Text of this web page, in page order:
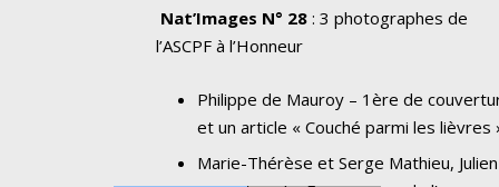
Nat’Images N° 28 : 3 photographes de
l’ASCPF à l’Honneur
Philippe de Mauroy – 1ère de
et un article « Couché parmi les lièvres
Marie-Thérèse et Serge Mathieu, Julien